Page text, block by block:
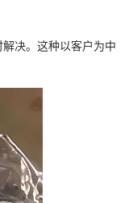
决。这种以客户为中